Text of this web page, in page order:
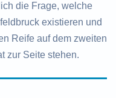
die Frage, welche
existieren und
Reife auf dem zweiten
zur Seite stehen.